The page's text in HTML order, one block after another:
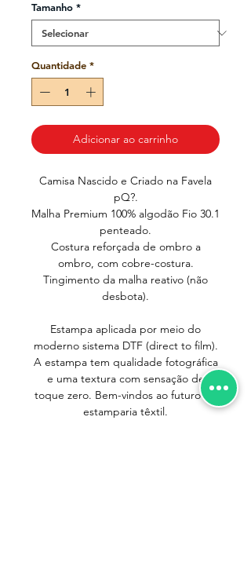
Tamanho *
Quantidade *
Adicionar ao carrinho
Camisa Nascido e Criado na Favela
pQ?.
Malha Premium 100% algodão Fio 30.1
penteado.
Costura reforçada de ombro a
ombro, com cobre-costura.
Tingimento da malha reativo (não
desbota).
Estampa aplicada por meio do
moderno sistema DTF (direct to film).
A estampa tem qualidade fotográfica
e uma textura com sensação de
toque zero. Bem-vindos ao futuro da
estamparia têxtil.